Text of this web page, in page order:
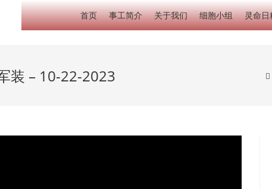
首页 事工简介 关于我们 细胞小组 灵命日
装 – 10-22-2023